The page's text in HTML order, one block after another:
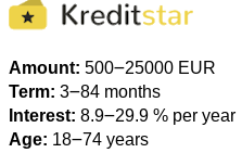
Amount: 500౼25000 EUR
Term: 3౼84 months
Interest: 8.9౼29.9 % per year
Age: 18౼74 years